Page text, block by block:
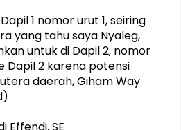
1 nomor urut 1, seiring
yang tahu saya Nyaleg,
untuk di Dapil 2, nomor
Dapil 2 karena potensi
daerah, Giham Way